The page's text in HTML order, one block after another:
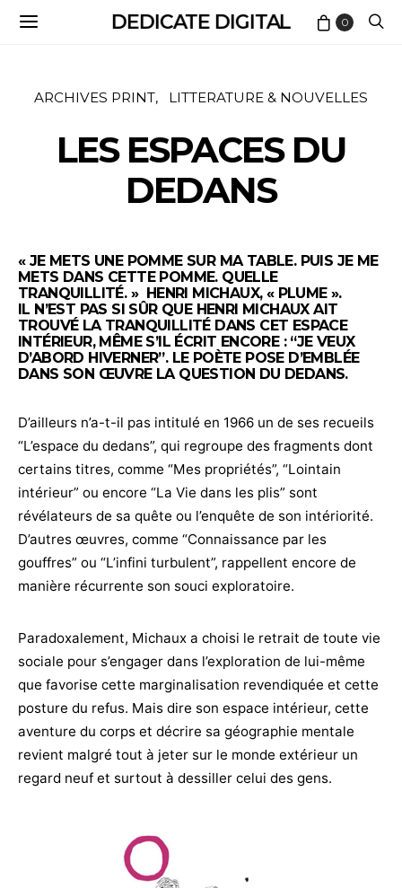
DEDICATE DIGITAL 0
ARCHIVES PRINT LITTERATURE & NOUVELLES
LES ESPACES DU
DEDANS
« JE METS UNE POMME SUR MA TABLE. PUIS JE ME
METS DANS CETTE POMME. QUELLE
TRANQUILLITÉ. » HENRI MICHAUX, « PLUME ».
IL N’EST PAS SI SÛR QUE HENRI MICHAUX AIT
TROUVÉ LA TRANQUILLITÉ DANS CET ESPACE
INTÉRIEUR, MÊME S’IL ÉCRIT ENCORE : “JE VEUX
D’ABORD HIVERNER”. LE POÈTE POSE D’EMBLÉE
DANS SON ŒUVRE LA QUESTION DU DEDANS.
D’ailleurs n’a-t-il pas intitulé en 1966 un de ses recueils
“L’espace du dedans”, qui regroupe des fragments dont
certains titres, comme “Mes propriétés”, “Lointain
intérieur” ou encore “La Vie dans les plis” sont
révélateurs de sa quête ou l’enquête de son intériorité.
D’autres œuvres, comme “Connaissance par les
gouffres” ou “L’infini turbulent”, rappellent encore de
manière récurrente son souci exploratoire.
Paradoxalement, Michaux a choisi le retrait de toute vie
sociale pour s’engager dans l’exploration de lui-même
que favorise cette marginalisation revendiquée et cette
posture du refus. Mais dire son espace intérieur, cette
aventure du corps et décrire sa géographie mentale
revient malgré tout à jeter sur le monde extérieur un
regard neuf et surtout à dessiller celui des gens.